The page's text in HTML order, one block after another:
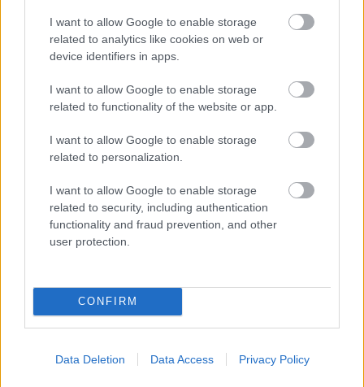
I want to allow Google to enable storage
related to analytics like cookies on web or
device identifiers in apps.
I want to allow Google to enable storage
related to functionality of the website or app.
I want to allow Google to enable storage
related to personalization.
I want to allow Google to enable storage
related to security, including authentication
functionality and fraud prevention, and other
user protection.
CONFIRM
Data Deletion Data Access Privacy Policy